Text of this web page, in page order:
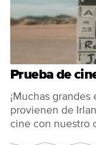
Prueba de
¡Muchas
provienen de
cine con nuestro